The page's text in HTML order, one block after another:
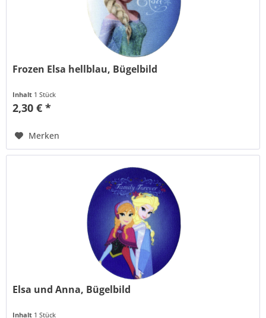
Frozen Elsa hellblau, Bügelbild
Inhalt 1 Stück
2,30 € *
Merken
Elsa und Anna, Bügelbild
Inhalt 1 Stück